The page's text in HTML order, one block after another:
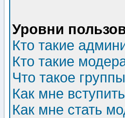
Уровни
Кто такие
Кто такие
Что такое
Как мне
Как мне стать